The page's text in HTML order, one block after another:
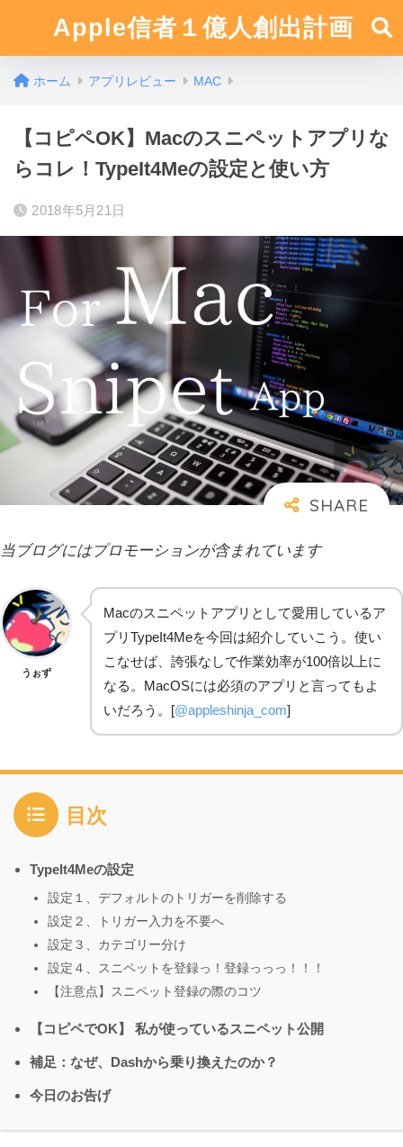
Apple信者１億人創出計画
ホーム アプリレビュー MAC
【コピペOK】Macのスニペットアプリな
らコレ！TypeIt4Meの設定と使い方
2018年5月21日
当ブログにはプロモーションが含まれています
うぉず
Macのスニペットアプリとして愛用しているア
プリTypeIt4Meを今回は紹介していこう。使い
こなせば、誇張なしで作業効率が100倍以上に
なる。MacOSには必須のアプリと言ってもよ
いだろう。[@appleshinja_com]
目次
TypeIt4Meの設定
設定１、デフォルトのトリガーを削除する
設定２、トリガー入力を不要へ
設定３、カテゴリー分け
設定４、スニペットを登録っ！登録っっっ！！！
【注意点】スニペット登録の際のコツ
【コピペでOK】 私が使っているスニペット公開
補足：なぜ、Dashから乗り換えたのか？
今日のお告げ